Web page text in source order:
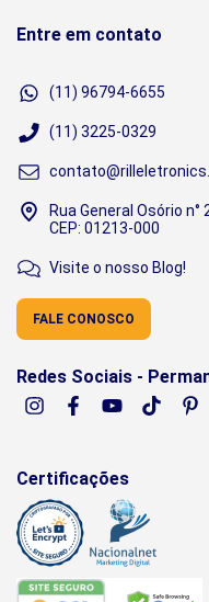
Entre em contato
(11) 96794-6655
(11) 3225-0329
Rua General Osório
CEP: 01213-000
Visite o nosso Blog!
FALE CONOSCO
Redes Sociais -
Certificações